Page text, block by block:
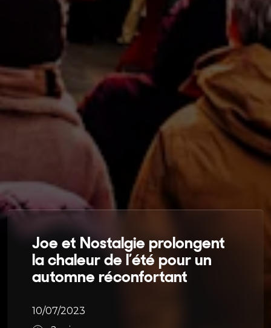
Joe et Nostalgie prolongent
la chaleur de l’été pour un
automne réconfortant
10/07/2023